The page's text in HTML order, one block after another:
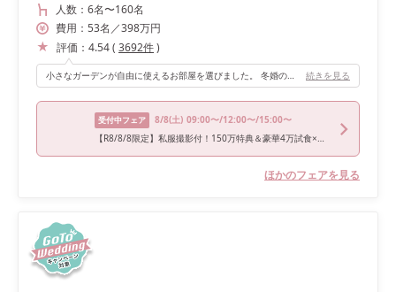
人数： 6名〜160名
費用： 53名 ／398万円
評価： 4.54( 3692件)
小さなガーデンが自由に使えるお部屋を選びました。 冬婚のため装飾等なにもしませんでしたが、窓一面から緑が見えるので、テーマであるナチュラルさをより出すことが出来ました。暖かい気候の時なら、自分たちだけのガーデンでデザートビュッフェなどに使えるので、とても良い空間だと思います。 続きを見る
受付中フェア 8/8(土) 09:00〜/12:00〜/15:00〜
【R8/8/8限定】私服撮影付！150万特典＆豪華4万試食×挙式ドレス
ほかのフェアを見る